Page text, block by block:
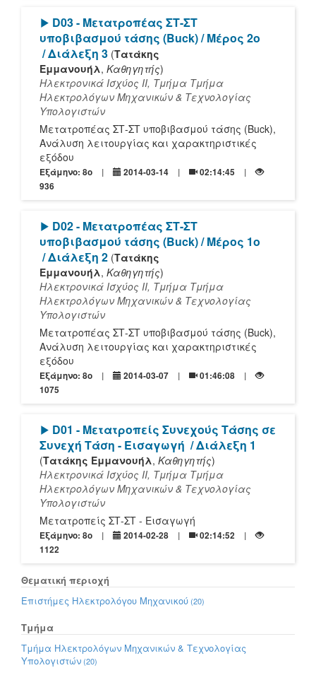
[Play]
D03 - Μετατροπέας ΣΤ-ΣΤ
υποβιβασμού τάσης (Buck) / Μέρος 2ο
/ Διάλεξη 3 (Τατάκης
Εμμανουήλ, Καθηγητής)
Ηλεκτρονικά Ισχύος ΙΙ, Τμήμα Τμήμα
Ηλεκτρολόγων Μηχανικών & Τεχνολογίας
Υπολογιστών
Μετατροπέας ΣΤ-ΣΤ υποβιβασμού τάσης (Buck),
Ανάλυση λειτουργίας και χαρακτηριστικές
εξόδου
Εξάμηνο: 8o 2014-03-14
02:14:45
936
[Play]
D02 - Μετατροπέας ΣΤ-ΣΤ
υποβιβασμού τάσης (Buck) / Μέρος 1ο
/ Διάλεξη 2 (Τατάκης
Εμμανουήλ, Καθηγητής)
Ηλεκτρονικά Ισχύος ΙΙ, Τμήμα Τμήμα
Ηλεκτρολόγων Μηχανικών & Τεχνολογίας
Υπολογιστών
Μετατροπέας ΣΤ-ΣΤ υποβιβασμού τάσης (Buck),
Ανάλυση λειτουργίας και χαρακτηριστικές
εξόδου
Εξάμηνο: 8o 2014-03-07
01:46:08
1075
[Play]
D01 - Μετατροπείς Συνεχούς Τάσης σε
Συνεχή Τάση - Εισαγωγή / Διάλεξη 1
(Τατάκης Εμμανουήλ, Καθηγητής)
Ηλεκτρονικά Ισχύος ΙΙ, Τμήμα Τμήμα
Ηλεκτρολόγων Μηχανικών & Τεχνολογίας
Υπολογιστών
Μετατροπείς ΣΤ-ΣΤ - Εισαγωγή
Εξάμηνο: 8o 2014-02-28
02:14:52
1122
Θεματική περιοχή
Επιστήμες Ηλεκτρολόγου Μηχανικού (20)
Τμήμα
Τμήμα Ηλεκτρολόγων Μηχανικών & Τεχνολογίας
Υπολογιστών (20)